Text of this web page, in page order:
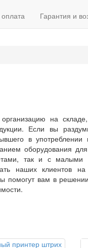
Гарантия и
на
Если вы
в употреблении
оборудования для
так и с малыми
наших клиентов на
помогут вам в